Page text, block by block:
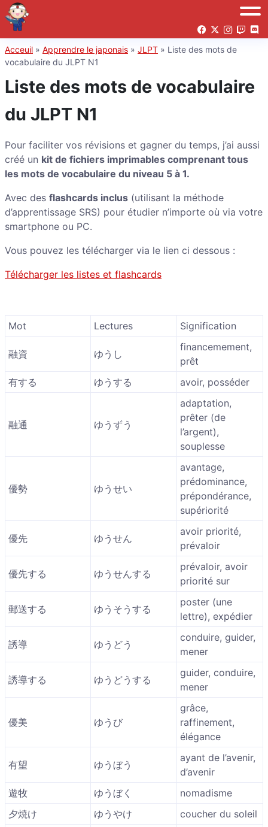
Acceuil » Apprendre le japonais » JLPT » Liste des mots de
vocabulaire du JLPT N1
Liste des mots de vocabulaire
du JLPT N1
Pour faciliter vos révisions et gagner du temps, j’ai aussi
créé un kit de fichiers imprimables comprenant tous
les mots de vocabulaire du niveau 5 à 1.
Avec des flashcards inclus (utilisant la méthode
d’apprentissage SRS) pour étudier n’importe où via votre
smartphone ou PC.
Vous pouvez les télécharger via le lien ci dessous :
Télécharger les listes et flashcards
Mot Lectures Signification
融資 ゆうし
financemement,
prêt
有する
ゆうする avoir, posséder
融通 ゆうずう
adaptation,
prêter (de
l’argent),
souplesse
優勢 ゆうせい
avantage,
prédominance,
prépondérance,
supériorité
優先 ゆうせん
avoir priorité,
prévaloir
優先する ゆうせんする
prévaloir, avoir
priorité sur
郵送する ゆうそうする
poster (une
lettre), expédier
誘導 ゆうどう
conduire, guider,
mener
誘導する ゆうどうする
guider, conduire,
mener
優美 ゆうび
grâce,
raffinement,
élégance
有望 ゆうぼう
ayant de l’avenir,
d’avenir
遊牧
ゆうぼく
nomadisme
夕焼け
ゆうやけ coucher du soleil